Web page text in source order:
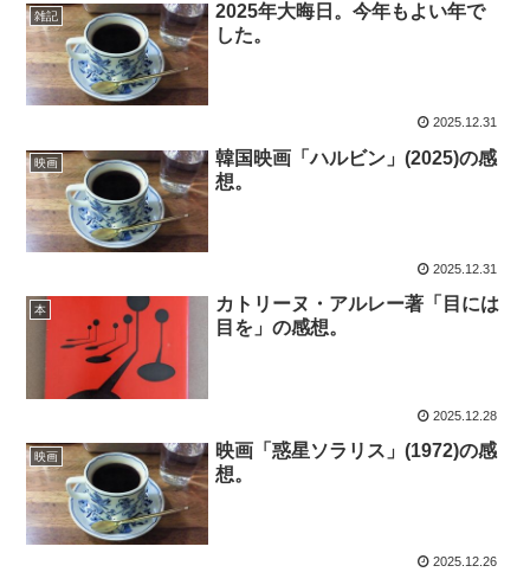
雑記
2025年大晦日。今年もよい年で
した。
2025.12.31
映画
韓国映画「ハルビン」(2025)の感
想。
2025.12.31
本
カトリーヌ・アルレー著「目には
目を」の感想。
2025.12.28
映画
映画「惑星ソラリス」(1972)の感
想。
2025.12.26